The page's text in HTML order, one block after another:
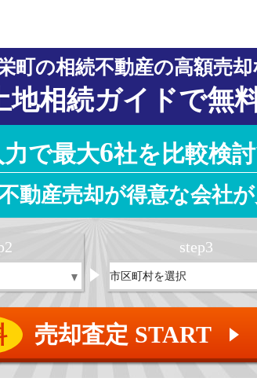
町の相続不動産の高額売却
地相続ガイドで無
で最大6社を比較検
動産売却が得意な会社が
2 step3
売却査定 START ▲